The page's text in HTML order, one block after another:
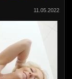
11.05.2022